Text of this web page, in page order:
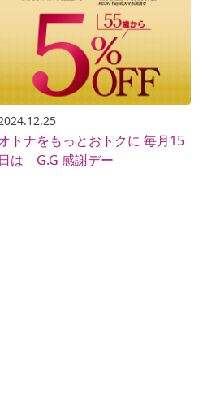
トナをもっとおトクに 毎月15
日は G.G 感謝デー